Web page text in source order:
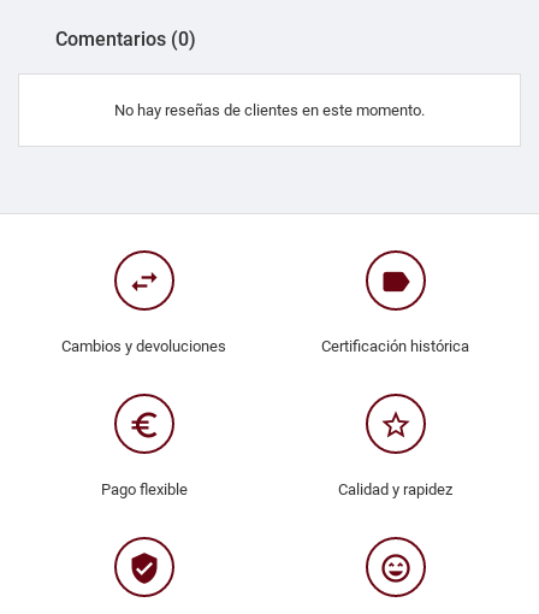
Comentarios (0)
No hay reseñas de clientes en este momento.
swap_horiz
Cambios y devoluciones
label
Certificación histórica
euro_symbol
Pago flexible
star_border
Calidad y rapidez
verified_user sentiment_very_satisfied